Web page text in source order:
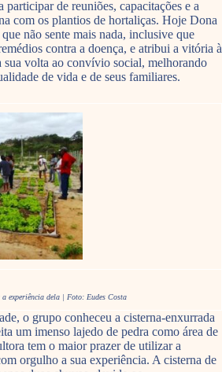
participar de reuniões, capacitações e a
com os plantios de hortaliças. Hoje Dona
não sente mais nada, inclusive que
contra a doença, e atribui a vitória à
sua volta ao convívio social, melhorando
de vida e de seus familiares.
experiência dela | Foto: Eudes Costa
o grupo conheceu a cisterna-enxurrada
um imenso lajedo de pedra como área de
tem o maior prazer de utilizar a
orgulho a sua experiência. A cisterna de